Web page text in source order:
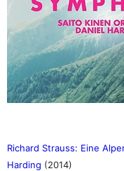
Richard Strauss: Eine
Harding (2014)